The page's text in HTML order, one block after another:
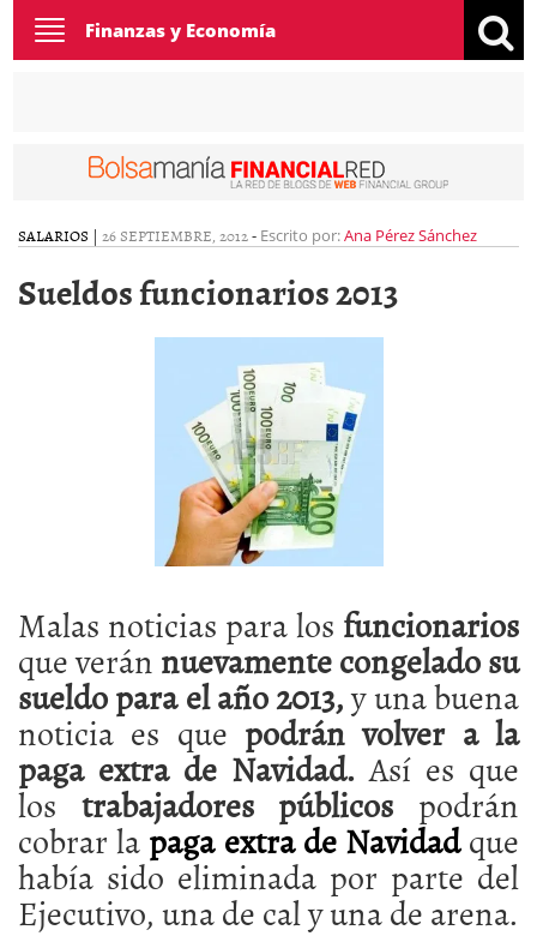
Toggle
navigation
Finanzas y Economía
SALARIOS | 26 SEPTIEMBRE, 2012- Escrito por:Ana Pérez Sánchez
Sueldos funcionarios 2013
Malas noticias para los funcionarios
que veránnuevamente congelado su
sueldo para el año 2013,y una buena
noticia es que podrán volver a la
paga extra de Navidad. Así es que
lostrabajadores públicos podrán
cobrar lapaga extra de Navidadque
había sido eliminada por parte del
Ejecutivo, una de cal y una de arena.